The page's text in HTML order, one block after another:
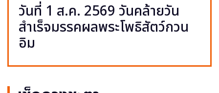
วันที่ 1 ส.ค. 2569 วันคล้ายวัน
สำเร็จมรรคผลพระโพธิสัตว์กวน
อิม